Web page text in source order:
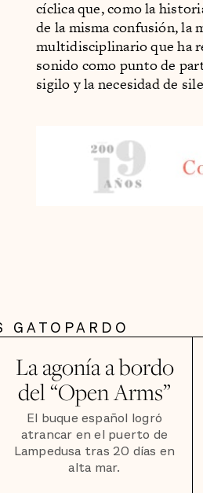
cíclica que, como la
de la misma confusión, la
multidisciplinario que ha
sonido como punto de
sigilo y la necesidad de
GATOPARDO
La agonía a bordo
del “Open Arms”
El buque español logró
atrancar en el puerto de
Lampedusa tras 20 días en
alta mar.